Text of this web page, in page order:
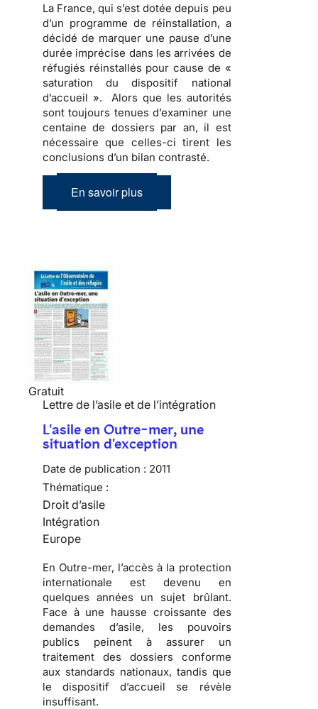
La France, qui s’est dotée depuis peu
d’un programme de réinstallation, a
décidé de marquer une pause d’une
durée imprécise dans les arrivées de
réfugiés réinstallés pour cause de «
saturation du dispositif national
d’accueil ». Alors que les autorités
sont toujours tenues d’examiner une
centaine de dossiers par an, il est
nécessaire que celles-ci tirent les
conclusions d’un bilan contrasté.
En savoir plus
Gratuit
Lettre de l’asile et de l’intégration
L'asile en Outre-mer, une
situation d'exception
Date de publication : 2011
Thématique :
Droit d’asile
Intégration
Europe
En Outre-mer, l’accès à la protection
internationale est devenu en
quelques années un sujet brûlant.
Face à une hausse croissante des
demandes d’asile, les pouvoirs
publics peinent à assurer un
traitement des dossiers conforme
aux standards nationaux, tandis que
le dispositif d’accueil se révèle
insuffisant.